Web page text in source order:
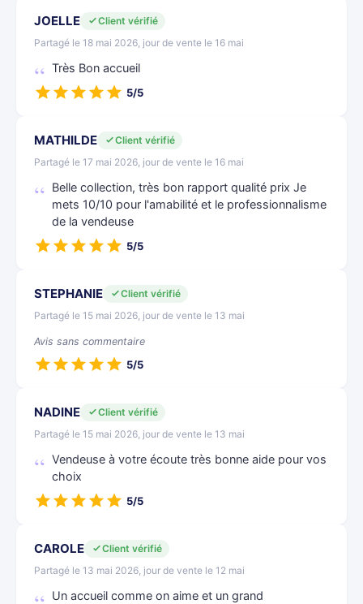
JOELLE
Client vérifié
Partagé le 18 mai 2026, jour de vente le 16 mai
Très Bon accueil
5/5
MATHILDE
Client vérifié
Partagé le 17 mai 2026, jour de vente le 16 mai
Belle collection, très bon rapport qualité prix Je
mets 10/10 pour l'amabilité et le professionnalisme
de la vendeuse
5/5
STEPHANIE
Client vérifié
Partagé le 15 mai 2026, jour de vente le 13 mai
Avis sans commentaire
5/5
NADINE
Client vérifié
Partagé le 15 mai 2026, jour de vente le 13 mai
Vendeuse à votre écoute très bonne aide pour vos
choix
5/5
CAROLE
Client vérifié
Partagé le 13 mai 2026, jour de vente le 12 mai
Un accueil comme on aime et un grand